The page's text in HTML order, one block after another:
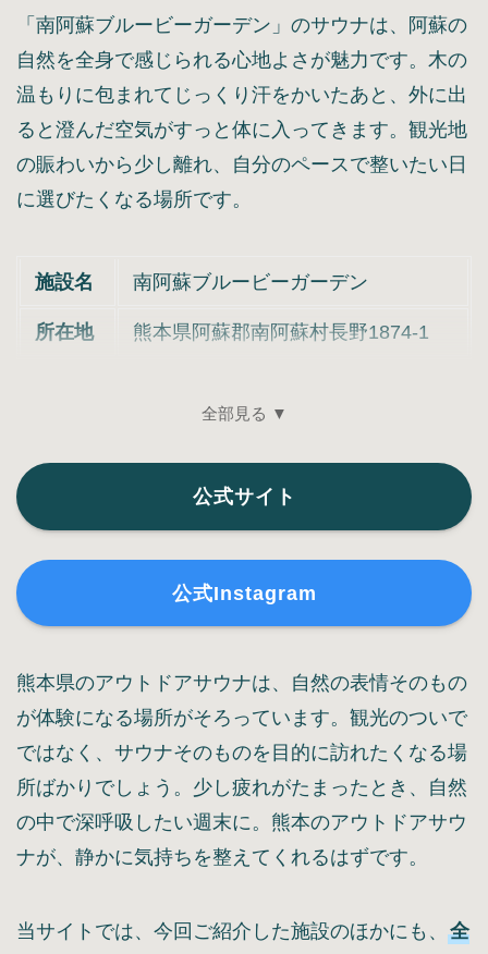
「南阿蘇ブルービーガーデン」のサウナは、阿蘇の
自然を全身で感じられる心地よさが魅力です。木の
温もりに包まれてじっくり汗をかいたあと、外に出
ると澄んだ空気がすっと体に入ってきます。観光地
の賑わいから少し離れ、自分のペースで整いたい日
に選びたくなる場所です。
施設名 南阿蘇ブルービーガーデン
所在地 熊本県阿蘇郡南阿蘇村長野1874-1
全部見る ▼
公式サイト
公式Instagram
熊本県のアウトドアサウナは、自然の表情そのもの
が体験になる場所がそろっています。観光のついで
ではなく、サウナそのものを目的に訪れたくなる場
所ばかりでしょう。少し疲れがたまったとき、自然
の中で深呼吸したい週末に。熊本のアウトドアサウ
ナが、静かに気持ちを整えてくれるはずです。
当サイトでは、今回ご紹介した施設のほかにも、 全